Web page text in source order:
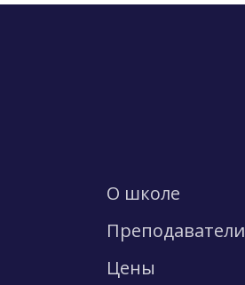
О школе
Преподаватели
Цены